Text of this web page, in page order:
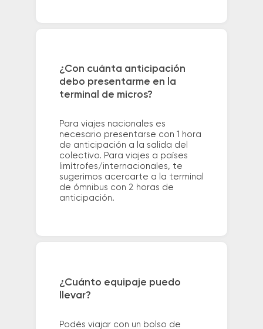
¿Con cuánta anticipación
debo presentarme en la
terminal de micros?
Para viajes nacionales es
necesario presentarse con 1 hora
de anticipación a la salida del
colectivo. Para viajes a países
limítrofes/internacionales, te
sugerimos acercarte a la terminal
de ómnibus con 2 horas de
anticipación.
¿Cuánto equipaje puedo
llevar?
Podés viajar con un bolso de